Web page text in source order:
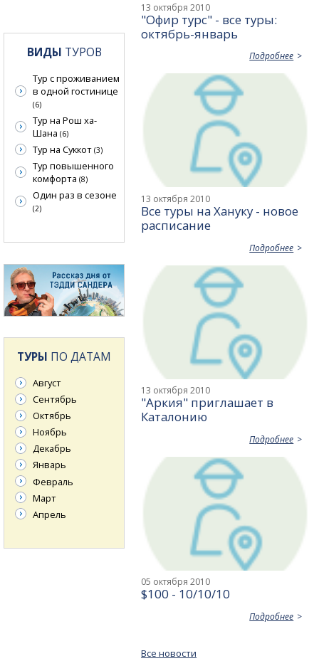
13 октября 2010
"Офир турс" - все туры:
октябрь-январь
Подробнее
13 октября 2010
Все туры на Хануку - новое
расписание
Подробнее
13 октября 2010
"Аркия" приглашает в
Каталонию
Подробнее
05 октября 2010
$100 - 10/10/10
Подробнее
Все новости
ВИДЫ ТУРОВ
Тур с проживанием
в одной гостинице
(6)
Тур на Рош ха-
Шана (6)
Тур на Суккот (3)
Тур повышенного
комфорта (8)
Один раз в сезоне
(2)
ТУРЫ ПО ДАТАМ
Август
Сентябрь
Октябрь
Ноябрь
Декабрь
Январь
Февраль
Март
Апрель